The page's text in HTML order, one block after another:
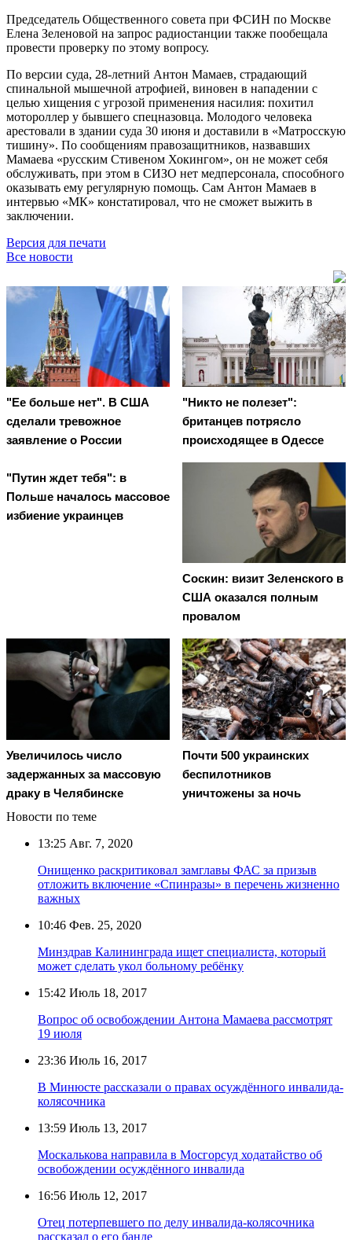
Председатель Общественного совета при ФСИН по Москве
Елена Зеленовой на запрос радиостанции также пообещала
провести проверку по этому вопросу.
По версии суда, 28-летний Антон Мамаев, страдающий
спинальной мышечной атрофией, виновен в нападении с
целью хищения с угрозой применения насилия: похитил
мотороллер у бывшего спецназовца. Молодого человека
арестовали в здании суда 30 июня и доставили в «Матросскую
тишину». По сообщениям правозащитников, назвавших
Мамаева «русским Стивеном Хокингом», он не может себя
обслуживать, при этом в СИЗО нет медперсонала, способного
оказывать ему регулярную помощь. Сам Антон Мамаев в
интервью «МК» констатировал, что не сможет выжить в
заключении.
Версия для печати
Все новости
"Ее больше нет". В США
сделали тревожное
заявление о России
"Никто не полезет":
британцев потрясло
происходящее в Одессе
"Путин ждет тебя": в
Польше началось массовое
избиение украинцев
Соскин: визит Зеленского в
США оказался полным
провалом
Увеличилось число
задержанных за массовую
драку в Челябинске
Почти 500 украинских
беспилотников
уничтожены за ночь
Новости по теме
13:25 Авг. 7, 2020
Онищенко раскритиковал замглавы ФАС за призыв
отложить включение «Спинразы» в перечень жизненно
важных
10:46 Фев. 25, 2020
Минздрав Калининграда ищет специалиста, который
может сделать укол больному ребёнку
15:42 Июль 18, 2017
Вопрос об освобождении Антона Мамаева рассмотрят
19 июля
23:36 Июль 16, 2017
В Минюсте рассказали о правах осуждённого инвалида-
колясочника
13:59 Июль 13, 2017
Москалькова направила в Мосгорсуд ходатайство об
освобождении осуждённого инвалида
16:56 Июль 12, 2017
Отец потерпевшего по делу инвалида-колясочника
рассказал о его банде